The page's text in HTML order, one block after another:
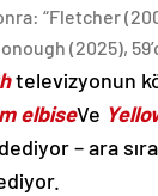
“Fletcher
(2025),
televizyonun
elbiseVe
– ara